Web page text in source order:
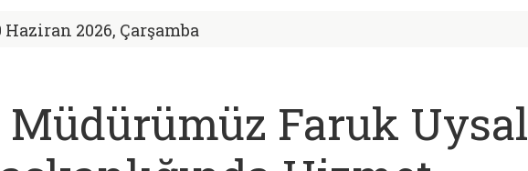
Haziran 2026, Çarşamba
Faruk Uysal